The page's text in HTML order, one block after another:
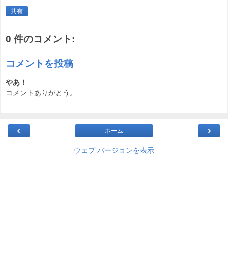
共有
0 件のコメント:
コメントを投稿
やあ！
コメントありがとう。
‹ ›
ホーム
ウェブ バージョンを表示